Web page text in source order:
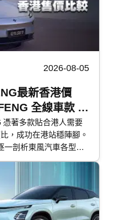
2026-08-05
最新香港價
全線車款 -
價比較
憑著多款貼合港人需要
，成功在港站穩陣腳。
一剖析東風汽車各型號
香港售價。